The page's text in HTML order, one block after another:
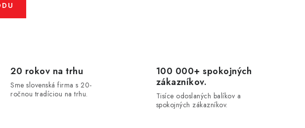
20 rokov na trhu
Sme slovenská firma s 20-
ročnou tradíciou na trhu.
100 000+ spokojných
zákazníkov.
Tisíce odoslaných balíkov a
spokojných zákazníkov.